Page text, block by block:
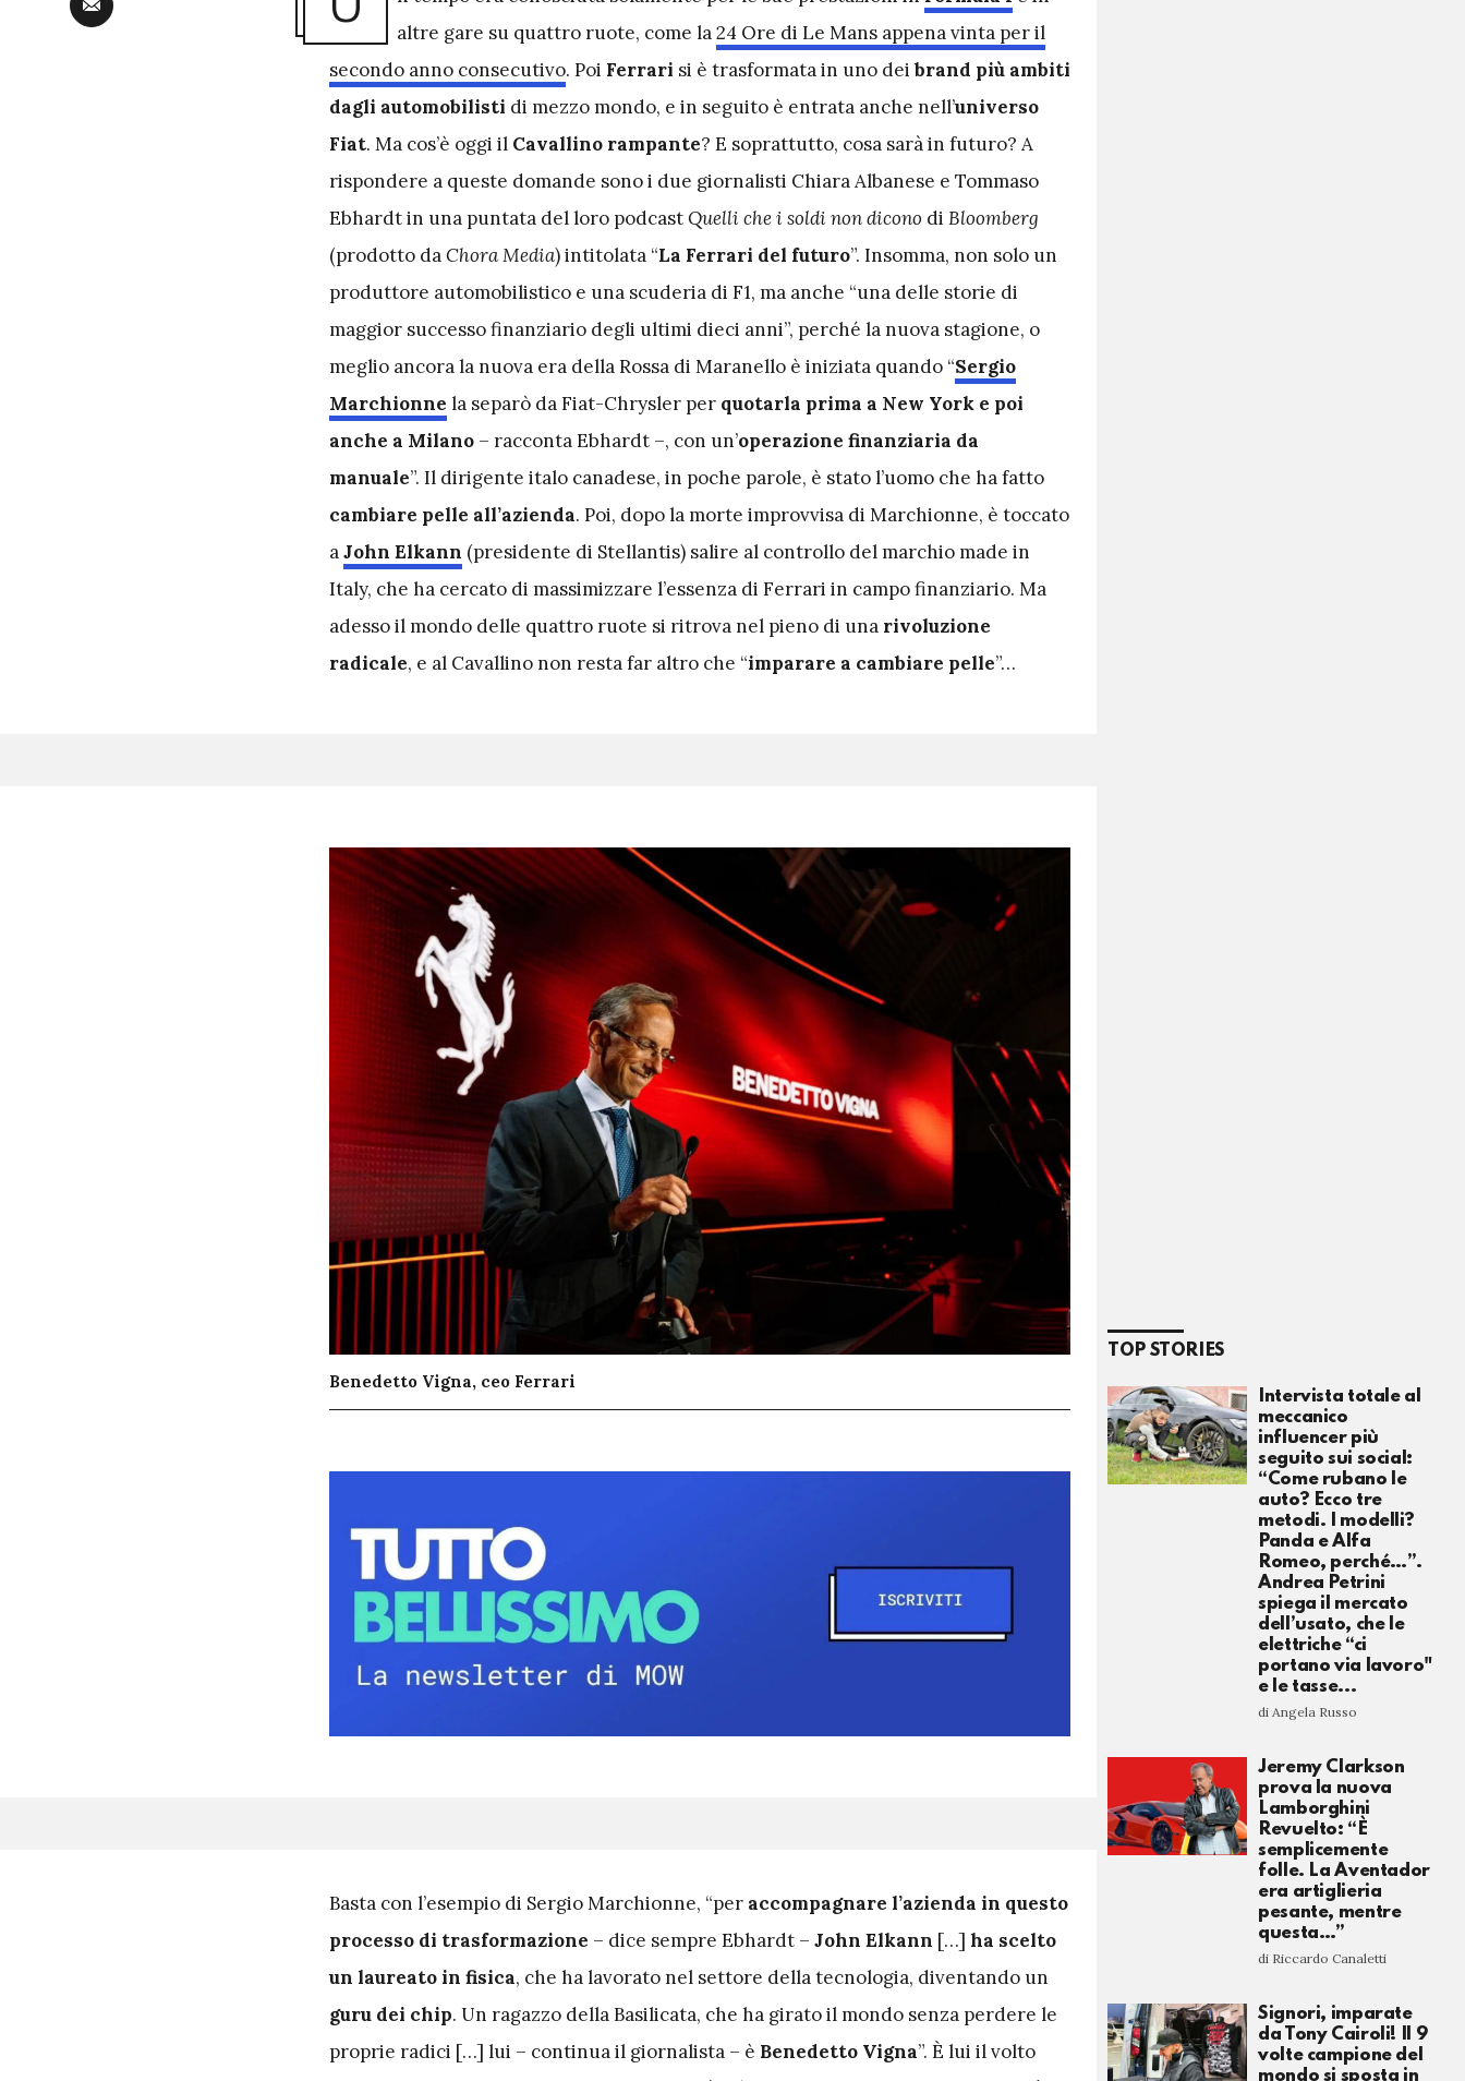
altre gare su quattro ruote, come la24 Ore di Le Mans appena vinta per il
secondo anno consecutivo. Poi Ferrari si è trasformata in uno deibrand più ambiti
dagli automobilisti di mezzo mondo, e in seguito è entrata anche nell’universo
Fiat. Ma cos’è oggi il Cavallino rampante? E soprattutto, cosa sarà in futuro? A
rispondere a queste domande sono i due giornalisti Chiara Albanese e Tommaso
Ebhardt in una puntata del loro podcastQuelli che i soldi non dicono di Bloomberg
(prodotto daChora Media) intitolata “La Ferrari del futuro”. Insomma, non solo un
produttore automobilistico e una scuderia di F1, ma anche “una delle storie di
maggior successo finanziario degli ultimi dieci anni”, perché la nuova stagione, o
meglio ancora la nuova era della Rossa di Maranello è iniziata quando “Sergio
Marchionne la separò da Fiat-Chrysler per quotarla prima a New York e poi
anche a Milano – racconta Ebhardt –, con un’operazione finanziaria da
manuale”. Il dirigente italo canadese, in poche parole, è stato l’uomo che ha fatto
cambiare pelle all’azienda. Poi, dopo la morte improvvisa di Marchionne, è toccato
aJohn Elkann (presidente di Stellantis) salire al controllo del marchio made in
Italy, che ha cercato di massimizzare l’essenza di Ferrari in campo finanziario. Ma
adesso il mondo delle quattro ruote si ritrova nel pieno di una rivoluzione
radicale, e al Cavallino non resta far altro che “imparare a cambiare pelle”…
Benedetto Vigna, ceo Ferrari
Basta con l’esempio di Sergio Marchionne, “per accompagnare l’azienda in questo
processo di trasformazione – dice sempre Ebhardt – John Elkann […] ha scelto
un laureato in fisica, che ha lavorato nel settore della tecnologia, diventando un
guru dei chip. Un ragazzo della Basilicata, che ha girato il mondo senza perdere le
proprie radici […] lui – continua il giornalista – è Benedetto Vigna”. È lui il volto
TOP STORIES
Intervista totale al
meccanico
influencer più
seguito sui social:
“Come rubano le
auto? Ecco tre
metodi. I modelli?
Panda e Alfa
Romeo, perché…”.
Andrea Petrini
spiega il mercato
dell’usato, che le
elettriche “ci
portano via lavoro"
e le tasse...
di Angela Russo
Jeremy Clarkson
prova la nuova
Lamborghini
Revuelto: “È
semplicemente
folle. La Aventador
era artiglieria
pesante, mentre
questa…”
di Riccardo Canaletti
Signori, imparate
da Tony Cairoli! Il 9
volte campione del
mondo si sposta in